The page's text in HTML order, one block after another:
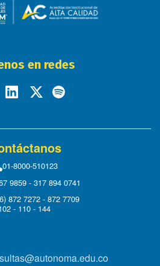
en redes
01-8000-510123
9859 - 317 894 0741
872 7272 - 872 7709
- 110 - 144